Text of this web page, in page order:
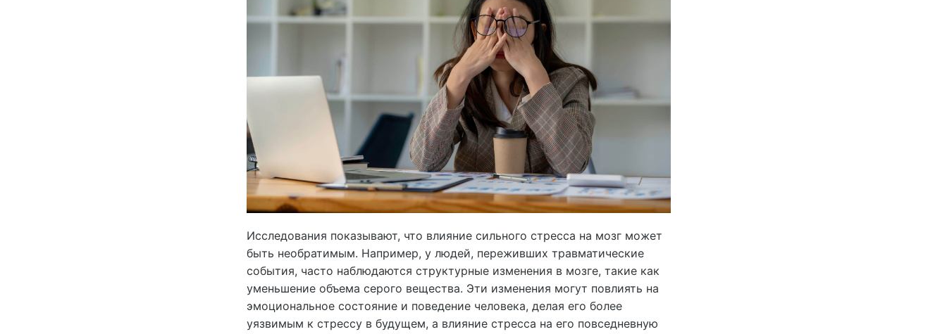
Исследования показывают, что влияние сильного стресса на мозг может
быть необратимым. Например, у людей, переживших травматические
события, часто наблюдаются структурные изменения в мозге, такие как
уменьшение объема серого вещества. Эти изменения могут повлиять на
эмоциональное состояние и поведение человека, делая его более
уязвимым к стрессу в будущем, а влияние стресса на его повседневную